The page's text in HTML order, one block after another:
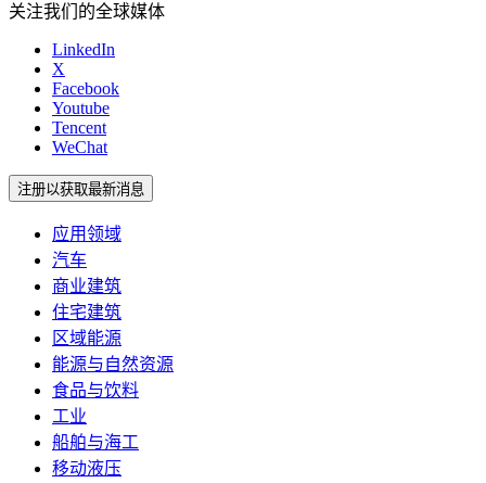
关注我们的全球媒体
LinkedIn
X
Facebook
Youtube
Tencent
WeChat
注册以获取最新消息
应用领域
汽车
商业建筑
住宅建筑
区域能源
能源与自然资源
食品与饮料
工业
船舶与海工
移动液压